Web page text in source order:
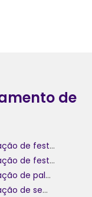
de
Organização de festa de formatura
Organização de festivais
Organização de palestra
Organização de seminário